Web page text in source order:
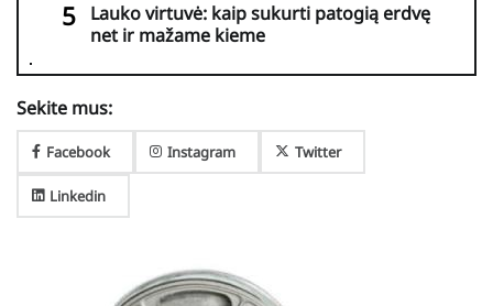
Lauko virtuvė: kaip sukurti patogią erdvę
net ir mažame kieme
Sekite mus:
Facebook Instagram Twitter
Linkedin